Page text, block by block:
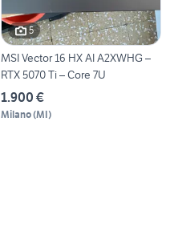
5
MSI Vector 16 HX AI A2XWHG –
RTX 5070 Ti – Core 7U
1.900 €
Milano(MI)